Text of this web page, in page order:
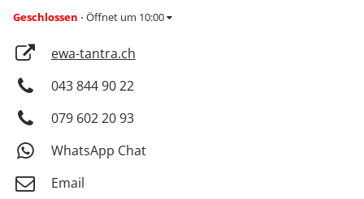
Geschlossen ⋅ Öffnet um 10:00
ewa-tantra.ch
043 844 90 22
079 602 20 93
WhatsApp Chat
Email